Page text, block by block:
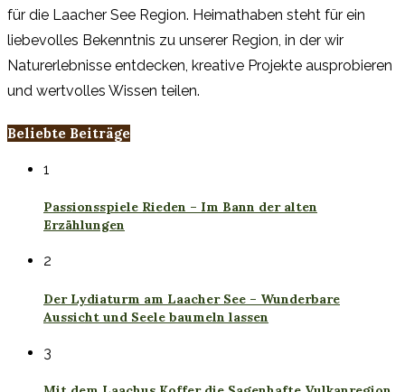
für die Laacher See Region. Heimathaben steht für ein
liebevolles Bekenntnis zu unserer Region, in der wir
Naturerlebnisse entdecken, kreative Projekte ausprobieren
und wertvolles Wissen teilen.
Beliebte Beiträge
1
Passionsspiele Rieden – Im Bann der alten
Erzählungen
2
Der Lydiaturm am Laacher See – Wunderbare
Aussicht und Seele baumeln lassen
3